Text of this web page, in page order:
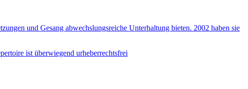
und Gesang abwechslungsreiche Unterhaltung bieten. 2002 haben sie
ist überwiegend urheberrechtsfrei